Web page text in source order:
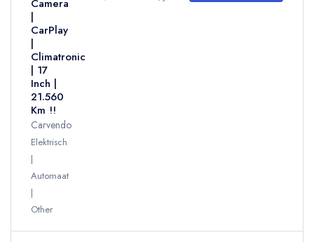
Camera
|
CarPlay
|
Climatronic
| 17
Inch |
21.560
Km !!
Carvendo
Elektrisch
Automaat
Other